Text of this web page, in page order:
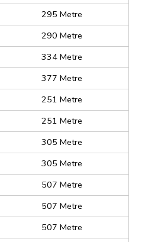
295 Metre
290 Metre
334 Metre
377 Metre
251 Metre
251 Metre
305 Metre
305 Metre
507 Metre
507 Metre
507 Metre